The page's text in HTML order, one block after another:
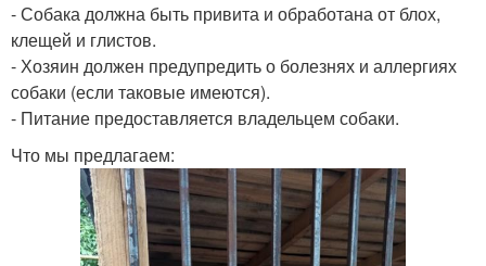
- Собака должна быть привита и обработана от блох,
клещей и глистов.
- Хозяин должен предупредить о болезнях и аллергиях
собаки (если таковые имеются).
- Питание предоставляется владельцем собаки.
Что мы предлагаем: